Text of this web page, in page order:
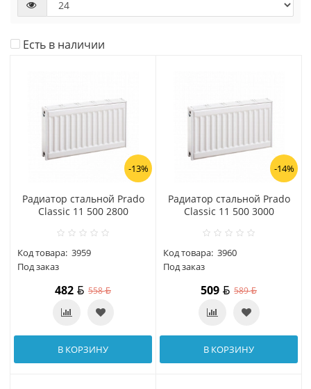
Есть в наличии
-13%
Радиатор стальной Prado
Classic 11 500 2800
Код товара: 3959
Под заказ
482 558
В КОРЗИНУ
-14%
Радиатор стальной Prado
Classic 11 500 3000
Код товара: 3960
Под заказ
509 589
В КОРЗИНУ